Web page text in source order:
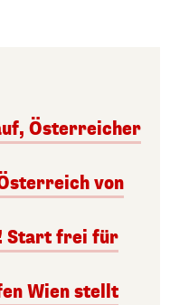
Österreicher
von
Start frei für
Wien stellt